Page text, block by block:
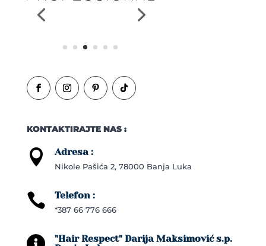
KONTAKTIRAJTE NAS :
 Adresa :
Nikole Pašića 2, 78000 Banja Luka
 Telefon :
*387 66 776 666
"Hair Respect" Darija Maksimović s.p.